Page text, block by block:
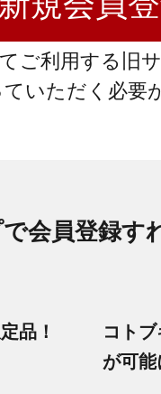
ご利用する旧
ていただく必要
会員登録す
品！
コト
が可能